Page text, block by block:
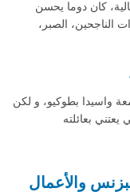
كان دوما يحسن
الناجحين، الصبر،
واسيدا بطوكيو، و لكن
بعائلته
والأعمال